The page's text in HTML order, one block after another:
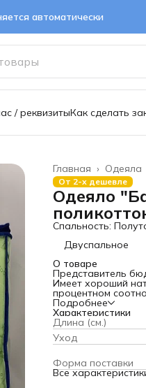
автоматически
/ реквизитыКак сделать
Одеяла
Главная ›
От 2-х дешевле
Одеяло
Спальность:
Двуспальное
О товаре
Представитель
Имеет хороший
процентном
смеси хлопка и
Теплое и мягкое,
одеяло из
стебля бамбука.
скелета
полностью
вашим телом.
Подробнее
Характеристики
Длина (см.)
Уход
Форма поставки
Все